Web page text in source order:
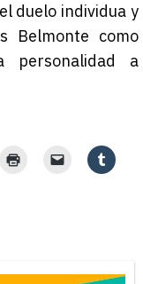
duelo individua y
Belmonte como
personalidad a